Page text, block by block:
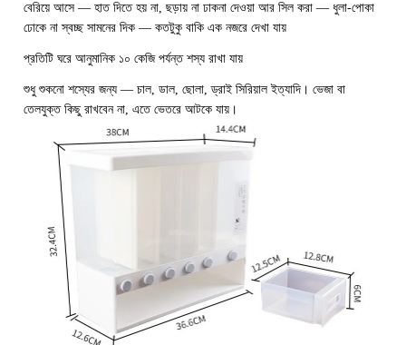
বেরিয়ে আসে — হাত দিতে হয় না, ছড়ায় না ঢাকনা দেওয়া আর সিল করা — ধুলা-পোকা
ঢোকে না স্বচ্ছ সামনের দিক — কতটুকু বাকি এক নজরে দেখা যায়
প্রতিটি ঘরে আনুমানিক ১০ কেজি পর্যন্ত শস্য রাখা যায়
শুধু শুকনো শস্যের জন্য — চাল, ডাল, ছোলা, ড্রাই সিরিয়াল ইত্যাদি। ভেজা বা
তেলযুক্ত কিছু রাখবেন না, এতে ভেতরে আটকে যায়।